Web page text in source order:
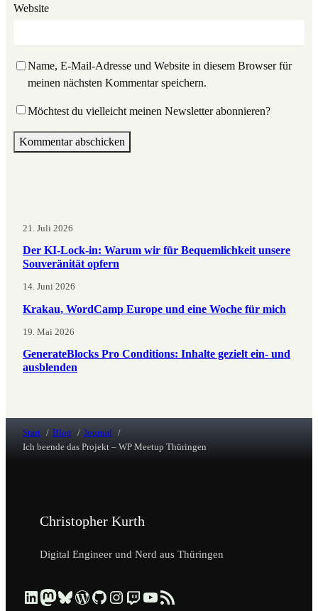
Website
Name, E-Mail-Adresse und Website in diesem Browser für
meinen nächsten Kommentar speichern.
Möchtest du vielleicht meinen Newsletter abonnieren?
21. Juli 2026
Der KI-Lock-in: Warum wir für Bequemlichkeit unsere
Souveränität opfern
14. Juni 2026
Krakau, WordCamp Europe und eine Woche für mich
19. Mai 2026
GenerateBlocks Pro Conditions: Inhalte gezielt ein- und
ausblenden
Start Blog
Journal
Ich beende das Projekt – WP Meetup Thüringen
Christopher Kurth
Digital Engineer und Nerd aus Thüringen
Beruflich über LinkedIn vernetzen Dezentral über Mastodon folgen Kurzmeldungen über Bluesky lesen Profil & Contributions auf WordPress.org ansehen Code & Repositories über GitHub erkunden Visuelle Einblicke über Instagram ansehen Streams & Tech-Talks über Twitch schauen Videos & Tutorials über YouTube ansehen Blog-Updates über RSS-Feed abonnieren